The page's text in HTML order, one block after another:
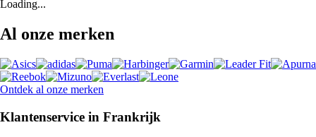
Loading...
Al onze merken
Ontdek al onze merken
Klantenservice in Frankrijk